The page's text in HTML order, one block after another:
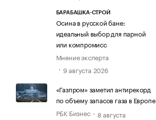
БАРАБАШКА-СТРОЙ
Осина в русской бане:
идеальный выбор для парной
или компромисс
Мнение эксперта
9 августа 2026
«Газпром» заметил антирекорд
по объему запасов газа в Европе
РБК Бизнес
8 августа